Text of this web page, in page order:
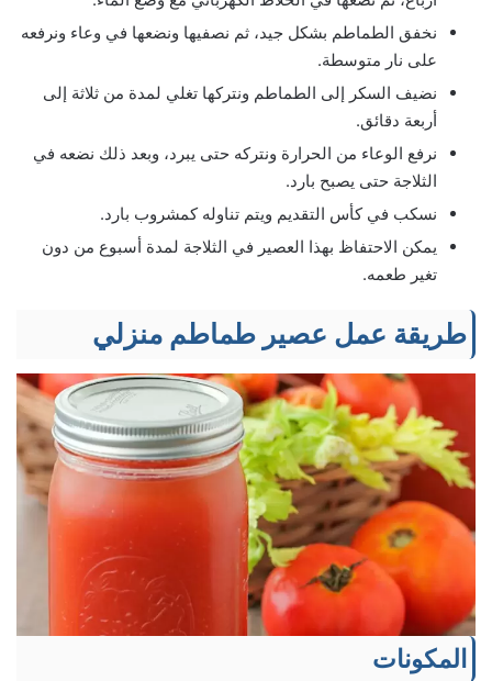
نخفق الطماطم بشكل جيد، ثم نصفيها ونضعها في وعاء ونرفعه
على نار متوسطة.
نضيف السكر إلى الطماطم ونتركها تغلي لمدة من ثلاثة إلى
أربعة دقائق.
نرفع الوعاء من الحرارة ونتركه حتى يبرد، وبعد ذلك نضعه في
الثلاجة حتى يصبح بارد.
نسكب في كأس التقديم ويتم تناوله كمشروب بارد.
يمكن الاحتفاظ بهذا العصير في الثلاجة لمدة أسبوع من دون
تغير طعمه.
طريقة عمل عصير طماطم منزلي
المكونات